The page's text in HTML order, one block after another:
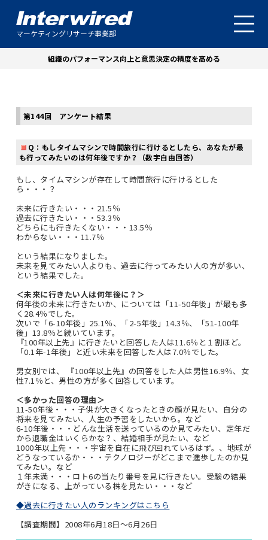
マーケティングリサーチ事業部
組織のパフォーマンス向上と意思決定の精度を高める
第144回 アンケート結果
Q：もしタイムマシンで時間旅行に行けるとしたら、あなたが最
も行ってみたいのは何年後ですか？（数字自由回答）
もし、タイムマシンが存在して時間旅行に行けるとした
ら・・・？
未来に行きたい・・・21.5％
過去に行きたい・・・53.3％
どちらにも行きたくない・・・13.5％
わからない・・・11.7％
という結果になりました。
未来を見てみたい人よりも、過去に行ってみたい人の方が多い、
という結果でした。
＜未来に行きたい人は何年後に？＞
何年後の未来に行きたいか、については「11-50年後」が最も多
く28.4％でした。
次いで「6-10年後」25.1％、「2-5年後」14.3％、「51-100年
後」13.8％と続いています。
『100年以上先』に行きたいと回答した人は11.6％と１割ほど。
「0.1年-1年後」と近い未来を回答した人は7.0％でした。
男女別では、 『100年以上先』の回答をした人は男性16.9％、女
性7.1％と、男性の方が多く回答しています。
＜多かった回答の理由＞
11-50年後・・・子供が大きくなったときの顔が見たい、自分の
将来を見てみたい、人生の予習をしたいから。など
6-10年後・・・どんな生活を送っているのか見てみたい、定年だ
から退職金はいくらかな？、結婚相手が見たい、など
1000年以上先・・・宇宙を自在に飛び回れているはず。、地球が
どうなっているか・・・テクノロジーがどこまで進歩したのか見
てみたい。など
１年未満・・・ロト6の当たり番号を見に行きたい。受験の結果
がきになる、上がっている株を見たい・・・など
◆過去に行きたい人のランキングはこちら
【調査期間】2008年6月18日～6月26日